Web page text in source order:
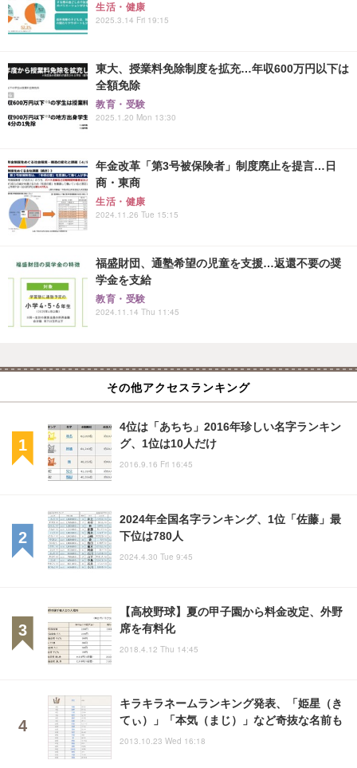
生活・健康
2025.3.14 Fri 19:15
東大、授業料免除制度を拡充…年収600万円以下は
全額免除
教育・受験
2025.1.20 Mon 13:30
年金改革「第3号被保険者」制度廃止を提言…日
商・東商
生活・健康
2024.11.26 Tue 15:15
福盛財団、通塾希望の児童を支援…返還不要の奨
学金を支給
教育・受験
2024.11.14 Thu 11:45
その他アクセスランキング
4位は「あちち」2016年珍しい名字ランキン
グ、1位は10人だけ
2016.9.16 Fri 16:45
2024年全国名字ランキング、1位「佐藤」最
下位は780人
2024.4.30 Tue 9:45
【高校野球】夏の甲子園から料金改定、外野
席を有料化
2018.4.12 Thu 14:45
キラキラネームランキング発表、「姫星（き
てぃ）」「本気（まじ）」など奇抜な名前も
2013.10.23 Wed 16:18